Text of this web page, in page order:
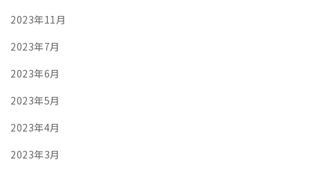
2023年11月
2023年7月
2023年6月
2023年5月
2023年4月
2023年3月